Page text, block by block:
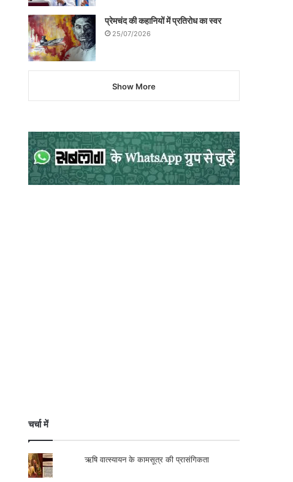
प्रेमचंद की कहानियों में प्रतिरोध का स्वर
25/07/2026
Show More
चर्चा में
ऋषि वात्स्यायन के कामसूत्र की प्रासंगिकता